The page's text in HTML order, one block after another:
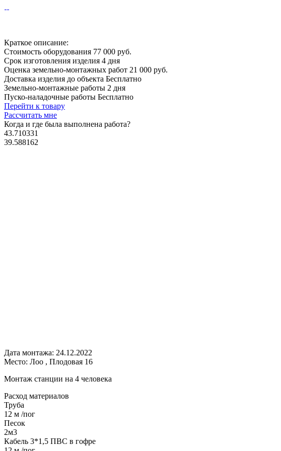
Краткое описание:
Стоимость оборудования 77 000 руб.
Срок изготовления изделия 4 дня
Оценка земельно-монтажных работ 21 000 руб.
Доставка изделия до объекта Бесплатно
Земельно-монтажные работы 2 дня
Пуско-наладочные работы Бесплатно
Перейти к товару
Рассчитать мне
Когда и где была выполнена работа?
43.710331
39.588162
Дата монтажа: 24.12.2022
Место: Лоо , Плодовая 16
Монтаж станции на 4 человека
Расход материалов
Труба
12 м /пог
Песок
2м3
Кабель 3*1,5 ПВС в гофре